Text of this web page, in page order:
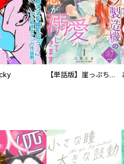
【単話版】崖っぷち令嬢ですが、意地と策略で幸せになります！シリーズ